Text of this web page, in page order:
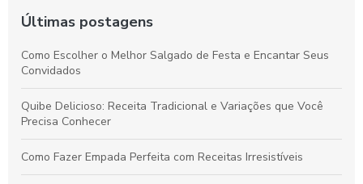
Últimas postagens
Como Escolher o Melhor Salgado de Festa e Encantar Seus
Convidados
Quibe Delicioso: Receita Tradicional e Variações que Você
Precisa Conhecer
Como Fazer Empada Perfeita com Receitas Irresistíveis